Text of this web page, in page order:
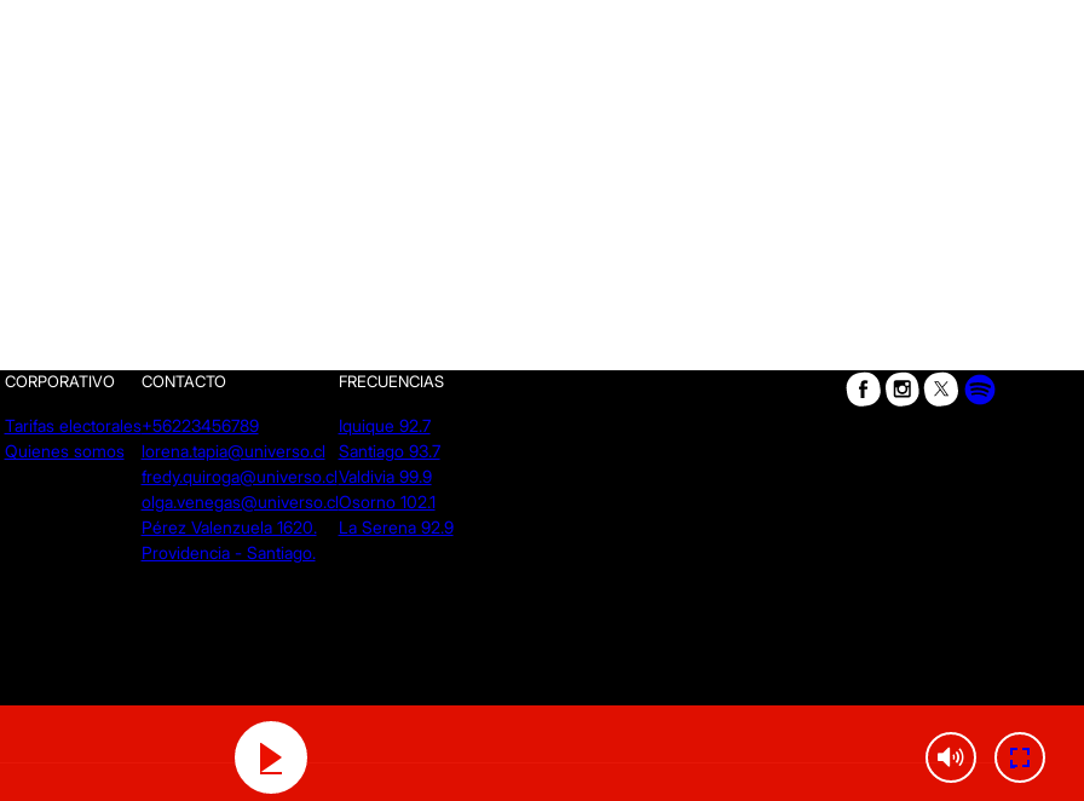
CORPORATIVO
Tarifas electorales
Quienes somos
CONTACTO
+56223456789
lorena.tapia@universo.cl
fredy.quiroga@universo.cl
olga.venegas@universo.cl
Pérez Valenzuela 1620.
Providencia - Santiago.
FRECUENCIAS
Iquique 92.7
Santiago 93.7
Valdivia 99.9
Osorno 102.1
La Serena 92.9